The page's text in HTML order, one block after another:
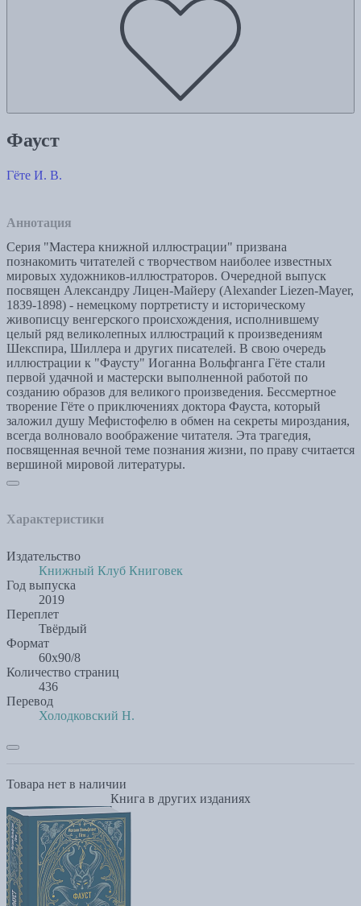
Фауст
Гёте И. В.
Аннотация
Серия "Мастера книжной иллюстрации" призвана
познакомить читателей с творчеством наиболее известных
мировых художников-иллюстраторов. Очередной выпуск
посвящен Александру Лицен-Майеру (Alexander Liezen-Mayer,
1839-1898) - немецкому портретисту и историческому
живописцу венгерского происхождения, исполнившему
целый ряд великолепных иллюстраций к произведениям
Шекспира, Шиллера и других писателей. В свою очередь
иллюстрации к "Фаусту" Иоганна Вольфганга Гёте стали
первой удачной и мастерски выполненной работой по
созданию образов для великого произведения. Бессмертное
творение Гёте о приключениях доктора Фауста, который
заложил душу Мефистофелю в обмен на секреты мироздания,
всегда волновало воображение читателя. Эта трагедия,
посвященная вечной теме познания жизни, по праву считается
вершиной мировой литературы.
Характеристики
Издательство
Книжный Клуб Книговек
Год выпуска
2019
Переплет
Твёрдый
Формат
60x90/8
Количество страниц
436
Перевод
Холодковский Н.
Товара нет в наличии
Книга в других изданиях